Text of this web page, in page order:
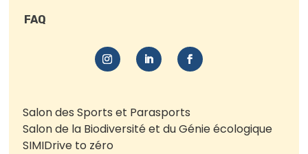
FAQ
Salon des Sports et Parasports
Salon de la Biodiversité et du Génie écologique
SIMIDrive to zéro